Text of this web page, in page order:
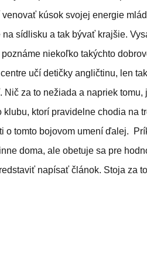
kúsok svojej energie
sídlisku a tak bývať krajšie.
niekoľko takýchto
učí detičky angličtinu, len
za to nežiada a napriek
ktorí pravidelne chodia na
o tomto bojovom umení ďalej.
doma, ale obetuje sa pre
napísať článok. Stoja za